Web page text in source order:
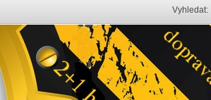
Vyhledat: